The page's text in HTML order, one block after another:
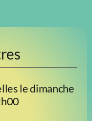
le dimanche